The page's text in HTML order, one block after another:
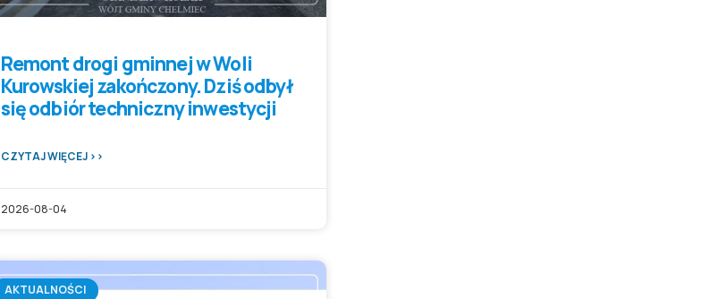
Remont drogi gminnej w Woli
Kurowskiej zakończony. Dziś odbył
się odbiór techniczny inwestycji
CZYTAJ WIĘCEJ >>
2026-08-04
AKTUALNOŚCI